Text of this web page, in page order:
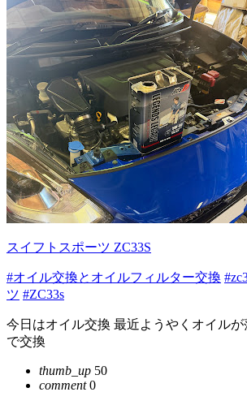
スイフトスポーツ ZC33S
#オイル交換とオイルフィルター交換
ツ #ZC33s
今日はオイル交換 最近ようやくオイル
で交換
thumb_up 50
comment0